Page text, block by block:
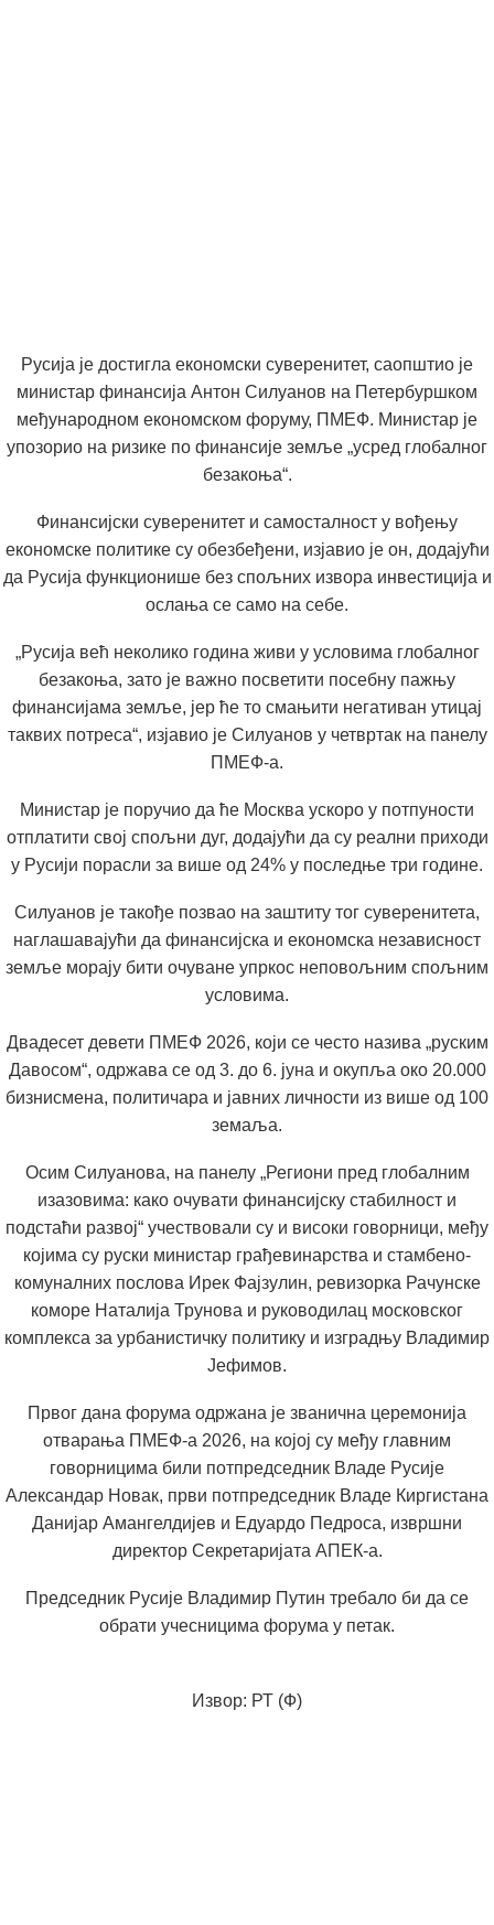
Русија је достигла економски суверенитет, саопштио је
министар финансија Антон Силуанов на Петербуршком
међународном економском форуму, ПМЕФ. Министар је
упозорио на ризике по финансије земље „усред глобалног
безакоња“.
Финансијски суверенитет и самосталност у вођењу
економске политике су обезбеђени, изјавио је он, додајући
да Русија функционише без спољних извора инвестиција и
ослања се само на себе.
„Русија већ неколико година живи у условима глобалног
безакоња, зато је важно посветити посебну пажњу
финансијама земље, јер ће то смањити негативан утицај
таквих потреса“, изјавио је Силуанов у четвртак на панелу
ПМЕФ-а.
Министар је поручио да ће Москва ускоро у потпуности
отплатити свој спољни дуг, додајући да су реални приходи
у Русији порасли за више од 24% у последње три године.
Силуанов је такође позвао на заштиту тог суверенитета,
наглашавајући да финансијска и економска независност
земље морају бити очуване упркос неповољним спољним
условима.
Двадесет девети ПМЕФ 2026, који се често назива „руским
Давосом“, одржава се од 3. до 6. јуна и окупља око 20.000
бизнисмена, политичара и јавних личности из више од 100
земаља.
Осим Силуанова, на панелу „Региони пред глобалним
изазовима: како очувати финансијску стабилност и
подстаћи развој“ учествовали су и високи говорници, међу
којима су руски министар грађевинарства и стамбено-
комуналних послова Ирек Фајзулин, ревизорка Рачунске
коморе Наталија Трунова и руководилац московског
комплекса за урбанистичку политику и изградњу Владимир
Јефимов.
Првог дана форума одржана је званична церемонија
отварања ПМЕФ-а 2026, на којој су међу главним
говорницима били потпредседник Владе Русије
Александар Новак, први потпредседник Владе Киргистана
Данијар Амангелдијев и Едуардо Педроса, извршни
директор Секретаријата АПЕК-а.
Председник Русије Владимир Путин требало би да се
обрати учесницима форума у петак.
Извор: РТ (Ф)